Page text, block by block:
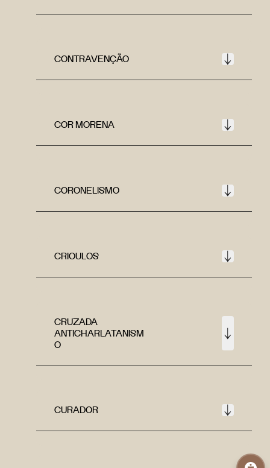
CONTRAVENÇÃO
COR MORENA
CORONELISMO
CRIOULOS
CRUZADA
ANTICHARLATANISM
O
CURADOR